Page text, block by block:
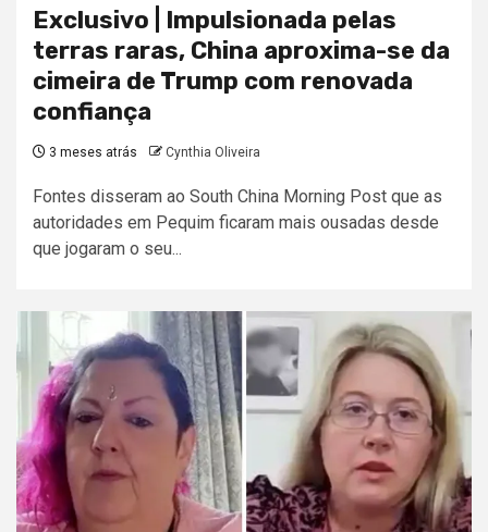
Exclusivo | Impulsionada pelas
terras raras, China aproxima-se da
cimeira de Trump com renovada
confiança
3 meses atrás Cynthia Oliveira
Fontes disseram ao South China Morning Post que as
autoridades em Pequim ficaram mais ousadas desde
que jogaram o seu...